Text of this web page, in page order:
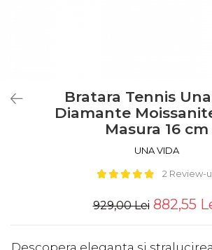
Bratara Tennis
Diamante
Masura 16 cm
UNA VIDA
2 Review-
929,00 Lei 882,55
Descopera eleganta si